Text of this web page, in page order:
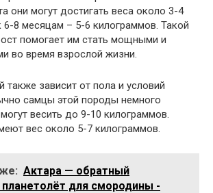
они могут достигать веса около 3-4
6-8 месяцам – 5-6 килограммов. Такой
помогает им стать мощными и
во время взрослой жизни.
также зависит от пола и условий
самцы этой породы немного
весить до 9-10 килограммов.
вес около 5-7 килограммов.
Актара — обратный
для смородины -